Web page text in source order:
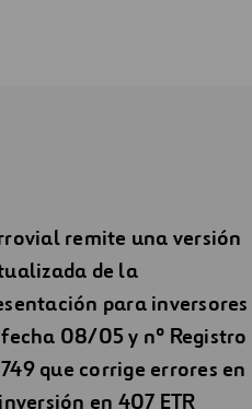
remite una versión
de la
para inversores
fecha 08/05 y nº Registro
que corrige errores en
en 407 ETR